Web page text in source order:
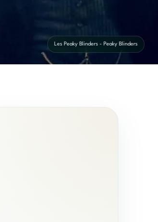
Les Peaky Blinders - Peaky Blinders